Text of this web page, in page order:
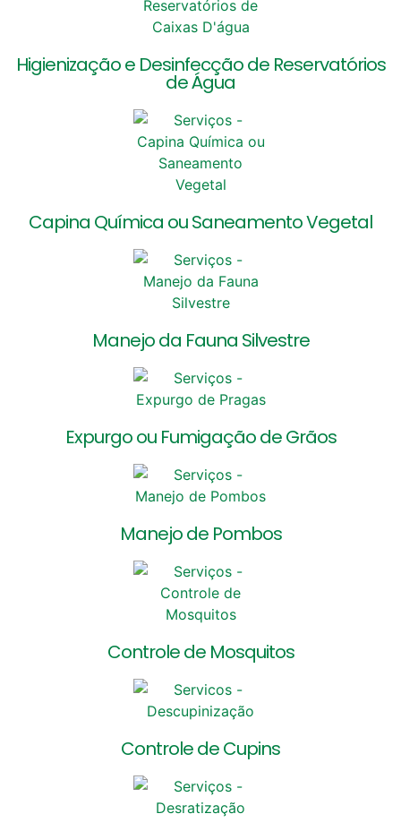
Higienização e Desinfecção de Reservatórios
de Água
Capina Química ou Saneamento Vegetal
Manejo da Fauna Silvestre
Expurgo ou Fumigação de Grãos
Manejo de Pombos
Controle de Mosquitos
Controle de Cupins